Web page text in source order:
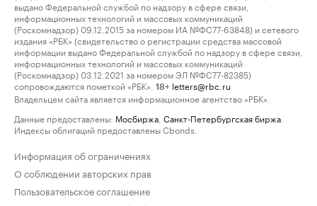
выдано Федеральной службой по надзору в сфере связи,
информационных технологий и массовых коммуникаций
(Роскомнадзор) 09.12.2015 за номером ИА №ФС77-63848) и сетевого
издания «РБК» (свидетельство о регистрации средства массовой
информации выдано Федеральной службой по надзору в сфере связи,
информационных технологий и массовых коммуникаций
(Роскомнадзор) 03.12.2021 за номером ЭЛ №ФС77-82385)
сопровождаются пометкой «РБК».
18+ letters@rbc.ru
Владельцем сайта является информационное агентство «РБК».
Данные предоставлены: Мосбиржа Санкт-Петербургская биржа
Индексы облигаций предоставлены Cbonds.
Информация об ограничениях
О соблюдении авторских прав
Пользовательское соглашение